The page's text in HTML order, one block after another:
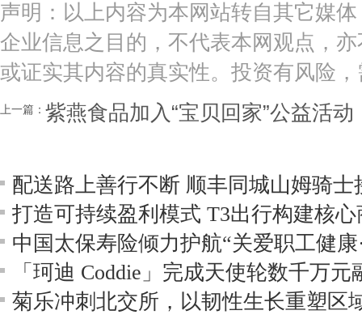
声明：以上内容为本网站转自其它媒
企业信息之目的，不代表本网观点，
或证实其内容的真实性。投资有风险
上一篇： 紫燕食品加入“宝贝回家”公益活动
打造可持续盈利模式 T3出行构建核
中国太保寿险倾力护航“关爱职工健
「珂迪 Coddie」完成天使轮数千万
菊乐冲刺北交所，以韧性生长重塑区